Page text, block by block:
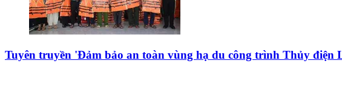
Tuyên truyền 'Đảm bảo an toàn vùng hạ du công trình Thủy điện